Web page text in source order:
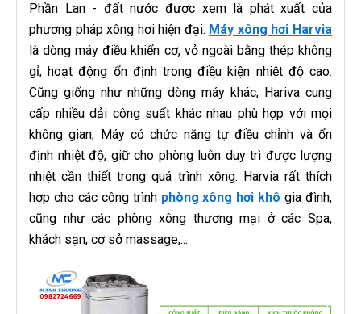
Phần Lan - đất nước được xem là phát xuất của
phương pháp xông hơi hiện đại. Máy xông hơi Harvia
là dòng máy điều khiển cơ, vỏ ngoài bằng thép không
gỉ, hoạt động ổn định trong điều kiện nhiệt độ cao.
Cũng giống như những dòng máy khác, Hariva cung
cấp nhiều dải công suất khác nhau phù hợp với mọi
không gian, Máy có chức năng tự điều chỉnh và ổn
định nhiệt độ, giữ cho phòng luôn duy trì được lượng
nhiệt cần thiết trong quá trình xông. Harvia rất thích
hợp cho các công trình phòng xông hơi khô gia đình,
cũng như các phòng xông thương mại ở các Spa,
khách sạn, cơ sở massage,...